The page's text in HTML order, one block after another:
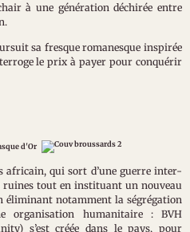
à une génération déchirée entre
sa fresque romanesque inspirée
le prix à payer pour conquérir
d'Or
africain, qui sort d’une guerre inter-
ruines tout en instituant un nouveau
éliminant notamment la ségrégation
organisation humanitaire : BVH
s’est créée dans le pays, pour